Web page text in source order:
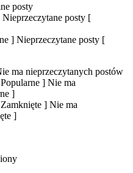
posty
Nieprzeczytane posty [
] Nieprzeczytane posty [
ma nieprzeczytanych postów
] Nie ma
]
] Nie ma
]